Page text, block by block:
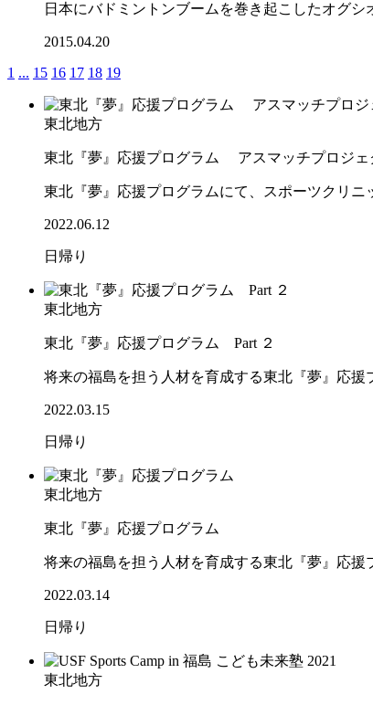
日本にバドミントンブームを巻き起こしたオグ
2015.04.20
1 ... 15 16 17 18 19
東北地方
東北『夢』応援プログラム アスマッチプロジェ
東北『夢』応援プログラムにて、スポーツクリニ
2022.06.12
日帰り
東北地方
東北『夢』応援プログラム Part ２
将来の福島を担う人材を育成する東北『夢』応援
2022.03.15
日帰り
東北地方
東北『夢』応援プログラム
将来の福島を担う人材を育成する東北『夢』応援
2022.03.14
日帰り
東北地方